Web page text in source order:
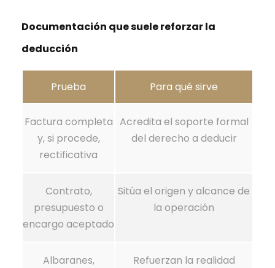
Documentación que suele reforzar la
deducción
Prueba Para qué sirve
Factura completa
y, si procede,
rectificativa
Acredita el soporte formal
del derecho a deducir
Contrato,
presupuesto o
encargo aceptado
Sitúa el origen y alcance de
la operación
Albaranes,
Refuerzan la realidad